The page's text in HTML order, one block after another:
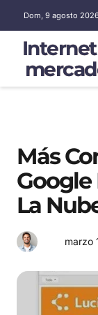
Dom, 9 agosto
Más
Google
La
marzo